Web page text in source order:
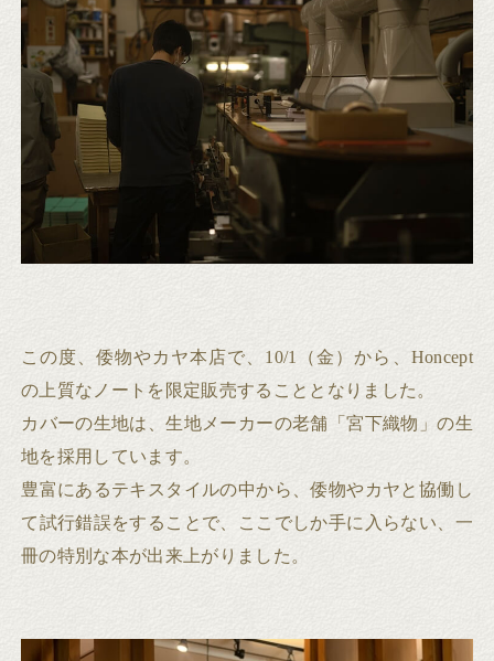
この度、倭物やカヤ本店で、10/1（金）から、Honcept
の上質なノートを限定販売することとなりました。
カバーの生地は、生地メーカーの老舗「宮下織物」の生
地を採用しています。
豊富にあるテキスタイルの中から、倭物やカヤと協働し
て試行錯誤をすることで、ここでしか手に入らない、一
冊の特別な本が出来上がりました。